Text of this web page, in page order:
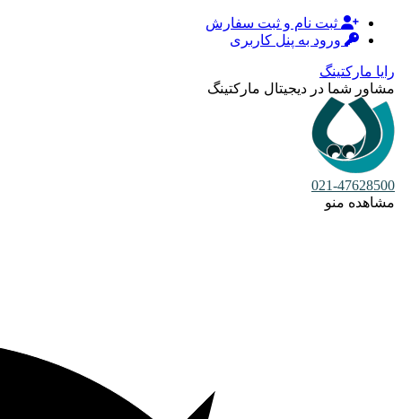
ثبت نام و ثبت سفارش
ورود به پنل کاربری
رایا مارکتینگ
مشاور شما در دیجیتال مارکتینگ
021-47628500
مشاهده منو